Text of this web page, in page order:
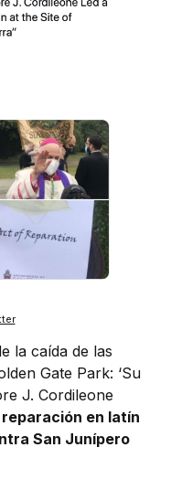
la caída de las
Gate Park: ‘Su
J. Cordileone
en latín
San Junípero